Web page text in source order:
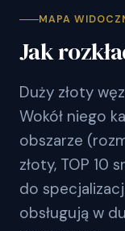
MAPA
Jak
Duży złoty
Wokół niego
obszarze
złoty, TOP 10
do
obsługują w